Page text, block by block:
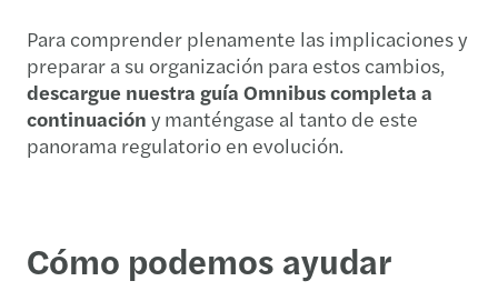
Para comprender plenamente las implicaciones y
preparar a su organización para estos cambios,
descargue nuestra guía Omnibus completa a
continuación y manténgase al tanto de este
panorama regulatorio en evolución.
Cómo podemos ayudar